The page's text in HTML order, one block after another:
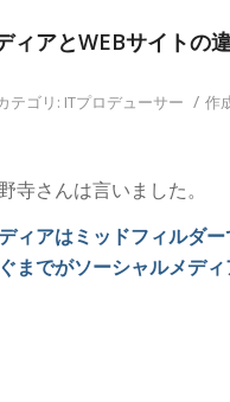
ィアとWEBサイトの
テゴリ: ITプロデューサー / 作
寺さんは言いました。
ィアはミッドフィルダー
までがソーシャルメデ